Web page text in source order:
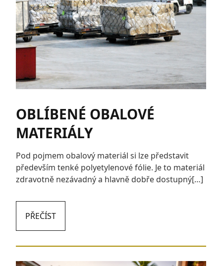
OBLÍBENÉ OBALOVÉ
MATERIÁLY
Pod pojmem obalový materiál si lze představit
především tenké polyetylenové fólie. Je to materiál
zdravotně nezávadný a hlavně dobře dostupný[…]
PŘEČÍST